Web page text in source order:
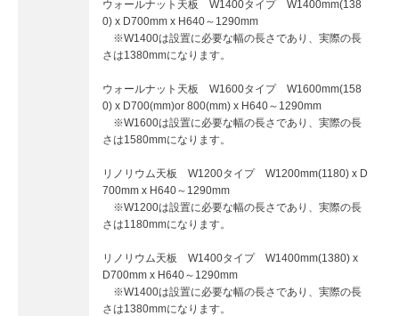
ウォールナット天板 W1400タイプ W1400mm(138
0) x D700mm x H640～1290mm
※W1400は設置に必要な幅の長さであり、実際の長
さは1380mmになります。
ウォールナット天板 W1600タイプ W1600mm(158
0) x D700(mm)or 800(mm) x H640～1290mm
※W1600は設置に必要な幅の長さであり、実際の長
さは1580mmになります。
リノリウム天板 W1200タイプ W1200mm(1180) x D
700mm x H640～1290mm
※W1200は設置に必要な幅の長さであり、実際の長
さは1180mmになります。
リノリウム天板 W1400タイプ W1400mm(1380) x
D700mm x H640～1290mm
※W1400は設置に必要な幅の長さであり、実際の長
さは1380mmになります。